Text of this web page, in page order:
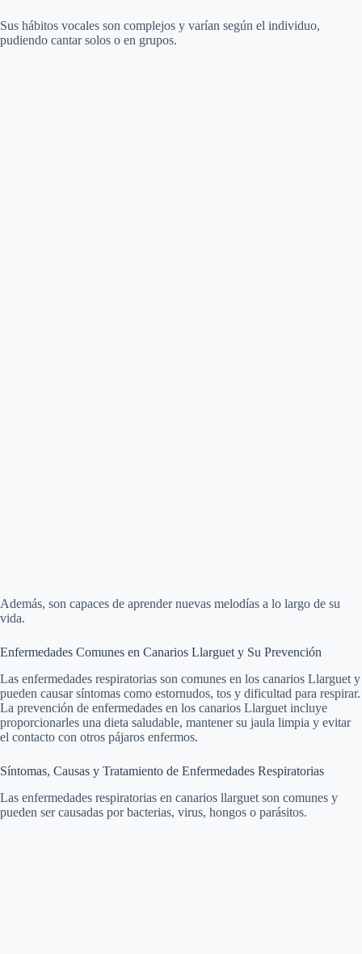
Sus hábitos vocales son complejos y varían según el individuo,
pudiendo cantar solos o en grupos.
Además, son capaces de aprender nuevas melodías a lo largo de su
vida.
Enfermedades Comunes en Canarios Llarguet y Su Prevención
Las enfermedades respiratorias son comunes en los canarios Llarguet y
pueden causar síntomas como estornudos, tos y dificultad para respirar.
La prevención de enfermedades en los canarios Llarguet incluye
proporcionarles una dieta saludable, mantener su jaula limpia y evitar
el contacto con otros pájaros enfermos.
Síntomas, Causas y Tratamiento de Enfermedades Respiratorias
Las enfermedades respiratorias en canarios llarguet son comunes y
pueden ser causadas por bacterias, virus, hongos o parásitos.